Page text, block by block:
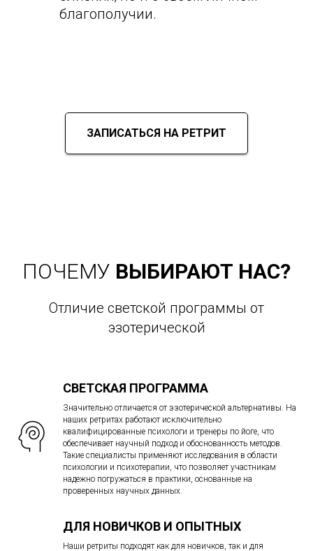
благополучии.
ЗАПИСАТЬСЯ НА РЕТРИТ
ПОЧЕМУ ВЫБИРАЮТ НАС?
Отличие светской программы от
эзотерической
СВЕТСКАЯ ПРОГРАММА
Значительно отличается от эзотерической альтернативы. На
наших ретритах работают исключительно
квалифицированные психологи и тренеры по йоге, что
обеспечивает научный подход и обоснованность методов.
Такие специалисты применяют исследования в области
психологии и психотерапии, что позволяет участникам
надежно погружаться в практики, основанные на
проверенных научных данных.
ДЛЯ НОВИЧКОВ И ОПЫТНЫХ
Наши ретриты подходят как для новичков, так и для